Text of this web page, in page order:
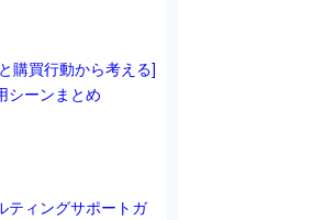
購買行動から考える]
シーンまとめ
ティングサポートガ